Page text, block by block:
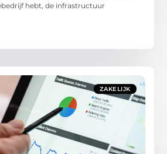
hebt, de infrastructuur
ZAKELIJK